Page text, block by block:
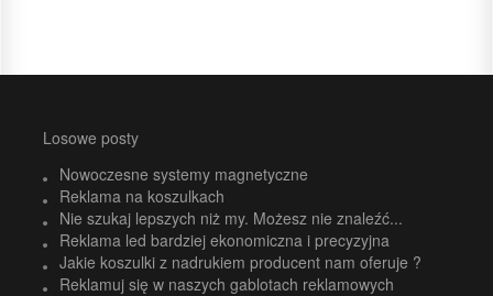
Losowe posty
Nowoczesne systemy magnetyczne
Reklama na koszulkach
Nie szukaj lepszych niż my. Możesz nie znaleźć...
Reklama led bardziej ekonomiczna i precyzyjna
Jakie koszulki z nadrukiem producent nam oferuje ?
Reklamuj się w naszych gablotach reklamowych